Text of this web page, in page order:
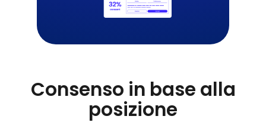
Consenso in base alla
posizione